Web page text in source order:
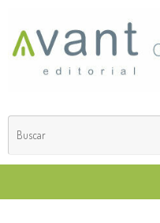
contenido